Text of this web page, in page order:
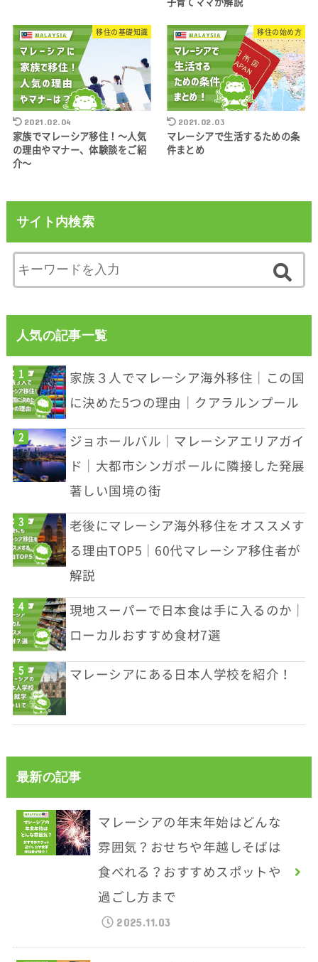
移住の基礎知識
2021.02.04
家族でマレーシア移住！～人気
の理由やマナー、体験談をご紹
介～
移住の始め方
2021.02.03
マレーシアで生活するための条
件まとめ
サイト内検索
人気の記事一覧
家族３人でマレーシア海外移住｜この国
に決めた5つの理由｜クアラルンプール
ジョホールバル｜マレーシアエリアガイ
ド｜大都市シンガポールに隣接した発展
著しい国境の街
老後にマレーシア海外移住をオススメす
る理由TOP5｜60代マレーシア移住者が
解説
現地スーパーで日本食は手に入るのか｜
ローカルおすすめ食材7選
マレーシアにある日本人学校を紹介！
最新の記事
マレーシアの年末年始はどんな
雰囲気？おせちや年越しそばは
食べれる？おすすめスポットや
過ごし方まで
2025.11.03